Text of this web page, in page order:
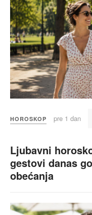
HOROSKOP pre 1 dan
Ljubavni
gestovi danas
obećanja